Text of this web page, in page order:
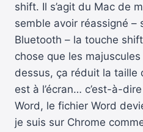
shift. Il s’agit du Mac de
semble avoir réassigné –
Bluetooth – la touche
chose que les
dessus, ça réduit la taille
est à l’écran… c’est-à-
Word, le fichier Word
je suis sur Chrome